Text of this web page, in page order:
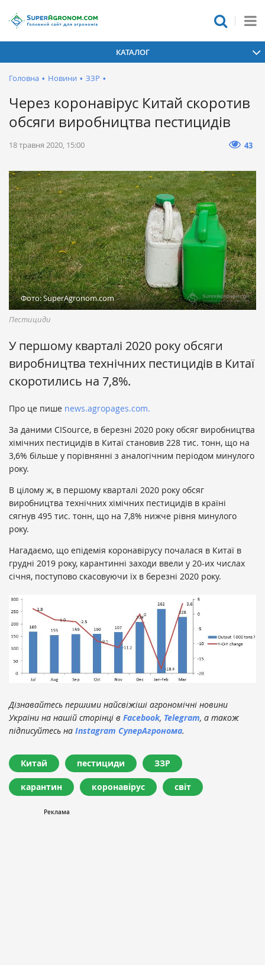
КАТАЛОГ
Головна • Новини • ЗЗР •
Через коронавірус Китай скоротив
обсяги виробництва пестицидів
18 травня 2020, 15:00 43
Фото: SuperAgronom.com
Пестициди
У першому кварталі 2020 року обсяги
виробництва технічних пестицидів в Китаї
скоротились на 7,8%.
Про це пише news.agropages.com.
За даними CISource, в березні 2020 року обсяг виробництва
хімічних пестицидів в Китаї становив 228 тис. тонн, що на
3,6% більше у порівнянні з аналогічним періодом минулого
року.
В цілому ж, в першому кварталі 2020 року обсяг
виробництва технічних хімічних пестицидів в країні
сягнув 495 тис. тонн, що на 7,8% нижче рівня минулого
року.
Нагадаємо, що епідемія коронавірусу почалася в Китаї в
грудні 2019 року, карантинні заходи ввели у 20-их числах
січня, поступово скасовуючи їх в березні 2020 року.
Дізнавайтесь першими найсвіжіші агрономічні новини
України на нашій сторінці в Facebook, Telegram, а також
підписуйтесь на Instagram СуперАгронома.
Китай пестициди ЗЗР
карантин коронавірус світ